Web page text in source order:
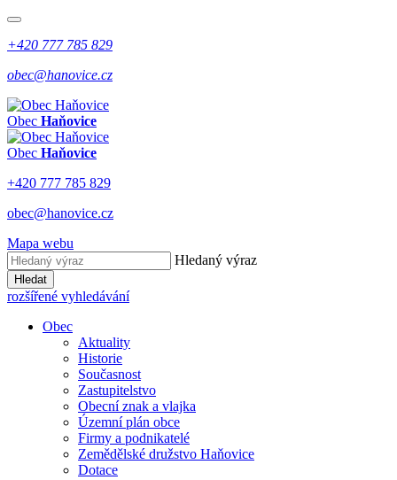
+420 777 785 829
obec@hanovice.cz
Obec Haňovice
Obec Haňovice
+420 777 785 829
obec@hanovice.cz
Mapa webu
Hledaný výraz
Hledat
rozšířené vyhledávání
Obec
Aktuality
Historie
Současnost
Zastupitelstvo
Obecní znak a vlajka
Územní plán obce
Firmy a podnikatelé
Zemědělské družstvo Haňovice
Dotace